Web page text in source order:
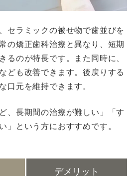
セラミックの被せ物で歯並びを
の矯正歯科治療と異なり、短期
るのが特長です。また同時に、
ども改善できます。後戻りする
口元を維持できます。
、長期間の治療が難しい」「す
」という方におすすめです。
デメリット